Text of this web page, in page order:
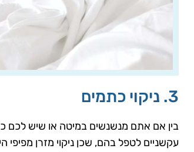
3. ניקוי כתמים
בין אם אתם מנשנשים במיטה או שיש לכם
עקשניים לטפל בהם, שכן ניקוי מזרן מפיפי